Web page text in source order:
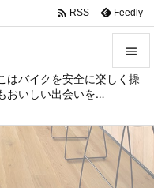
はバイクを安全に楽しく操
おいしい出会いを…



サイド

前へ
 RSS Feedly